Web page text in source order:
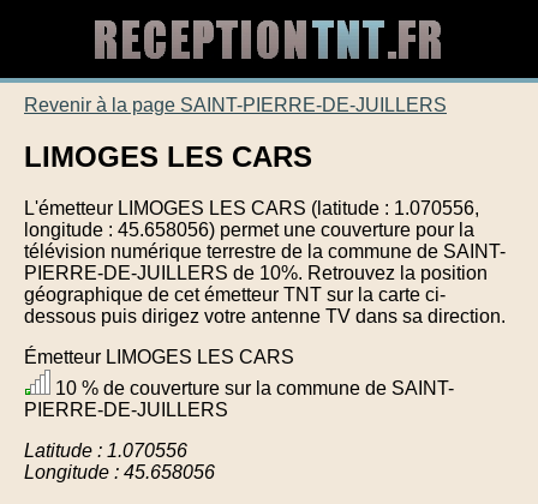
Revenir à la page SAINT-PIERRE-DE-JUILLERS
LIMOGES LES CARS
L'émetteur LIMOGES LES CARS (latitude : 1.070556,
longitude : 45.658056) permet une couverture pour la
télévision numérique terrestre de la commune de SAINT-
PIERRE-DE-JUILLERS de 10%. Retrouvez la position
géographique de cet émetteur TNT sur la carte ci-
dessous puis dirigez votre antenne TV dans sa direction.
Émetteur LIMOGES LES CARS
10 % de couverture sur la commune de SAINT-
PIERRE-DE-JUILLERS
Latitude : 1.070556
Longitude : 45.658056